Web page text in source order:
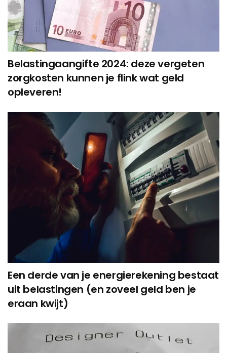
Belastingaangifte 2024: deze vergeten
zorgkosten kunnen je flink wat geld
opleveren!
Een derde van je energierekening bestaat
uit belastingen (en zoveel geld ben je
eraan kwijt)